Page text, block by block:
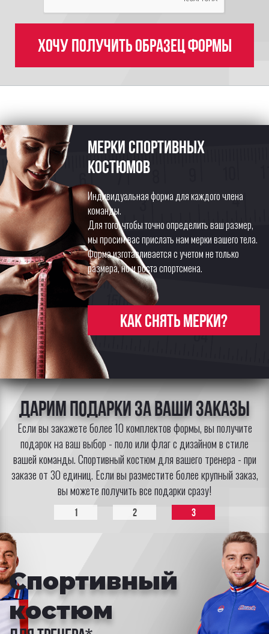
Хочу получить образец формы
Мерки спортивных
костюмов
Индивидуальная форма для каждого члена
команды.
Для того, чтобы точно определить ваш размер,
мы просим вас прислать нам мерки вашего тела.
Форма изготавливается с учетом не только
размера, но и роста спортсмена.
Как снять мерки?
Дарим подарки за Ваши заказы
Если вы закажете более 10 комплектов формы, вы получите
подарок на ваш выбор - поло или флаг с дизайном в стиле
вашей команды. Спортивный костюм для вашего тренера - при
заказе от 30 единиц. Если вы разместите более крупный заказ,
вы можете получить все подарки сразу!
Спортивный
костюм
1 2 3